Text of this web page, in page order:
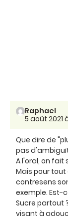
Raphael
5 août 2021
Que dire de
pas
A l'oral, on fait
Mais pour tout
contresens
exemple. Est-
Sucre partout
visant à